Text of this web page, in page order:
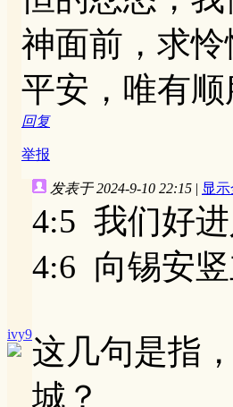
神面前，求
平安，唯有
回复
举报
ivy9
发表于 2024-9-10 22:15 | 显
4:5 我们好进
4:6 向锡安
这几句是指
城？